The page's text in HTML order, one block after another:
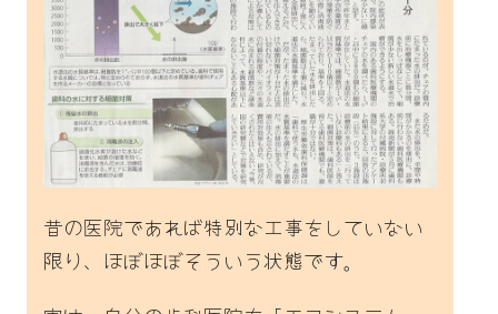
昔の医院であれば特別な工事をしていない
限り、ほぼほぼそういう状態です。